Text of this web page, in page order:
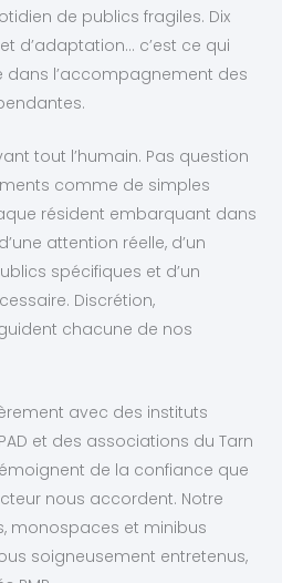
de publics fragiles. Dix
d’adaptation… c’est ce qui
dans l’accompagnement des
tout l’humain. Pas question
comme de simples
résident embarquant dans
attention réelle, d’un
spécifiques et d’un
Discrétion,
chacune de nos
avec des instituts
et des associations du Tarn
de la confiance que
nous accordent. Notre
monospaces et minibus
soigneusement entretenus,